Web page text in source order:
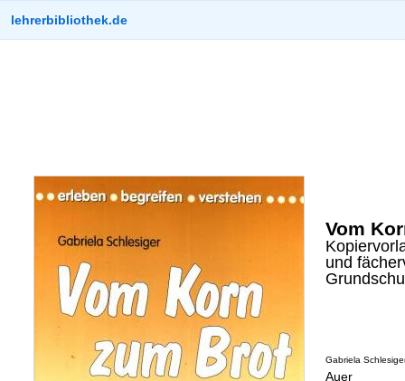
lehrerbibliothek.de
Vom
und
Gabriela
Auer